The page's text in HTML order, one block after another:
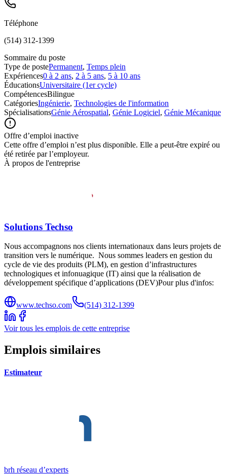
Téléphone
(514) 312-1399
Sommaire du poste
Type de postePermanent, Temps plein
Expériences0 à 2 ans, 2 à 5 ans, 5 à 10 ans
ÉducationsUniversitaire (1er cycle)
CompétencesBilingue
CatégoriesIngénierie, Technologies de l'information
SpécialisationsGénie Aérospatial, Génie Logiciel, Génie Mécanique
Offre d’emploi inactive
Cette offre d’emploi n’est plus disponible. Elle a peut-être expiré ou
été retirée par l’employeur.
À propos de l'entreprise
Solutions Techso
Nous accompagnons nos clients internationaux dans leurs projets de
transition vers le numérique. Nous sommes leaders en gestion du
cycle de vie des produits (PLM), en gestion d’infrastructures
technologiques et infonuagique (IT) ainsi que la réalisation de
développement spécifique d’applications (DEV)Pour plus d'infos:
www.techso.com (514) 312-1399
Voir tous les emplois de cette entreprise
Emplois similaires
Estimateur
brh réseau d’experts